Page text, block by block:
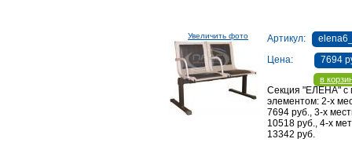
Увеличить фото Артикул:
Цена:
7694
в
Секция "ЕЛЕНА" с
элементом: 2-х
7694 руб., 3-х
10518 руб., 4-х
13342 руб.